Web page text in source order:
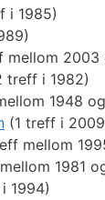
i 1985)
mellom 2003
treff i 1982)
1948
(1 treff i
mellom
1981
1994)